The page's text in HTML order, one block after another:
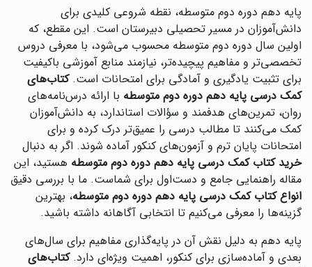
پایه دهم دوره دوم متوسطه، نقطه شروعی کلیدی برای
دانش‌آموزان در مسیر تحصیلی دبیرستان است. این مقطع، که
اولین سال دوره دوم متوسطه محسوب می‌شود، با معرفی دروس
تخصصی‌تر و مفاهیم پیچیده‌تر، نیازمند منابع آموزشی باکیفیت
برای تثبیت یادگیری و آمادگی برای امتحانات است.کتاب‌های
کمک درسی پایه دهم دوره دوم متوسطه با ارائه درس‌نامه‌های
روان، تمرین‌های هدفمند و سؤالات استاندارد، به دانش‌آموزان
کمک می‌کنند تا مطالب درسی را عمیق‌تر درک کرده و برای
امتحانات پایان ترم و آزمون‌های کنکور آماده شوند. اگر به دنبال
خرید کتاب کمک درسی پایه دهم دوره دوم متوسطه هستید، این
مقاله راهنمایی جامع و دست‌اول برای شماست. ما با بررسی دقیق
انواع کتاب کمک درسی پایه دهم دوره دوم متوسطه، بهترین
گزینه‌ها را معرفی می‌کنیم تا انتخابی آگاهانه داشته باشید.
پایه دهم به دلیل نقش آن در پایه‌گذاری مفاهیم برای سال‌های
بعدی و آماده‌سازی برای کنکور، اهمیت ویژه‌ای دارد.کتاب‌های